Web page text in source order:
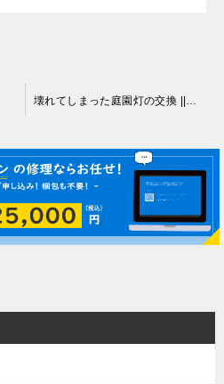
壊れてしまった庭園灯の交換 || 伊那市